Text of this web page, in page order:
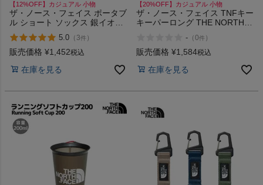
メンズスポーツウェア
レディーススポーツウェア
スポーツシューズ
【12%OFF】カジュアル 小物
ザ・ノース・フェイス ポータブ
ル ショート ソックス 銀イオン
抗菌防臭 靴下 ショート丈 ドラ
イ アウトドア コンパクト THE
NORTH FACE TNF
5.0 （ 3件 ）
販売価格 ¥1,452税込
在庫を見る
【20%OFF】カジュアル 小物
ザ・ノース・フェイス TNFキー
キーパーロング THE NORTH
- （0件 ）
販売価格 ¥1,584税込
在庫を見る